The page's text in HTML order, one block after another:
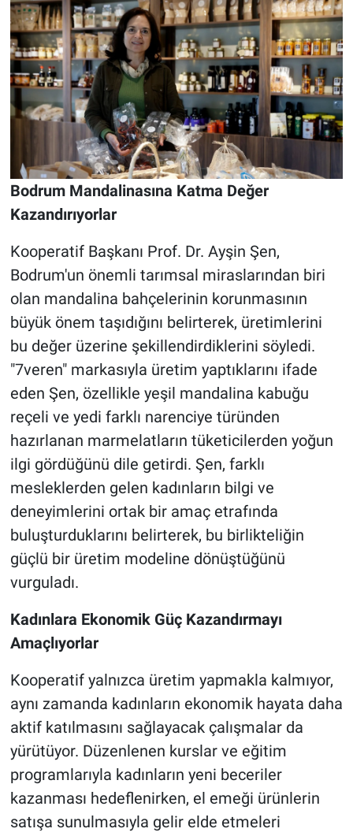
Bodrum Mandalinasına Katma Değer
Kazandırıyorlar
Kooperatif Başkanı Prof. Dr. Ayşin Şen,
Bodrum'un önemli tarımsal miraslarından biri
olan mandalina bahçelerinin korunmasının
büyük önem taşıdığını belirterek, üretimlerini
bu değer üzerine şekillendirdiklerini söyledi.
"7veren" markasıyla üretim yaptıklarını ifade
eden Şen, özellikle yeşil mandalina kabuğu
reçeli ve yedi farklı narenciye türünden
hazırlanan marmelatların tüketicilerden yoğun
ilgi gördüğünü dile getirdi. Şen, farklı
mesleklerden gelen kadınların bilgi ve
deneyimlerini ortak bir amaç etrafında
buluşturduklarını belirterek, bu birlikteliğin
güçlü bir üretim modeline dönüştüğünü
vurguladı.
Kadınlara Ekonomik Güç Kazandırmayı
Amaçlıyorlar
Kooperatif yalnızca üretim yapmakla kalmıyor,
aynı zamanda kadınların ekonomik hayata daha
aktif katılmasını sağlayacak çalışmalar da
yürütüyor. Düzenlenen kurslar ve eğitim
programlarıyla kadınların yeni beceriler
kazanması hedeflenirken, el emeği ürünlerin
satışa sunulmasıyla gelir elde etmeleri